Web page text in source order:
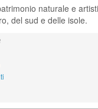
naturale e
del sud e delle isole.